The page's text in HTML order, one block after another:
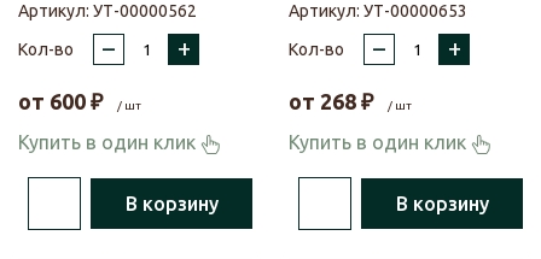
Артикул: УТ-00000562
Кол-во
– +
от 600 ₽ / шт
Купить в один клик
В корзину
Артикул: УТ-00000653
Кол-во
– +
от 268 ₽ / шт
Купить в один клик
В корзину